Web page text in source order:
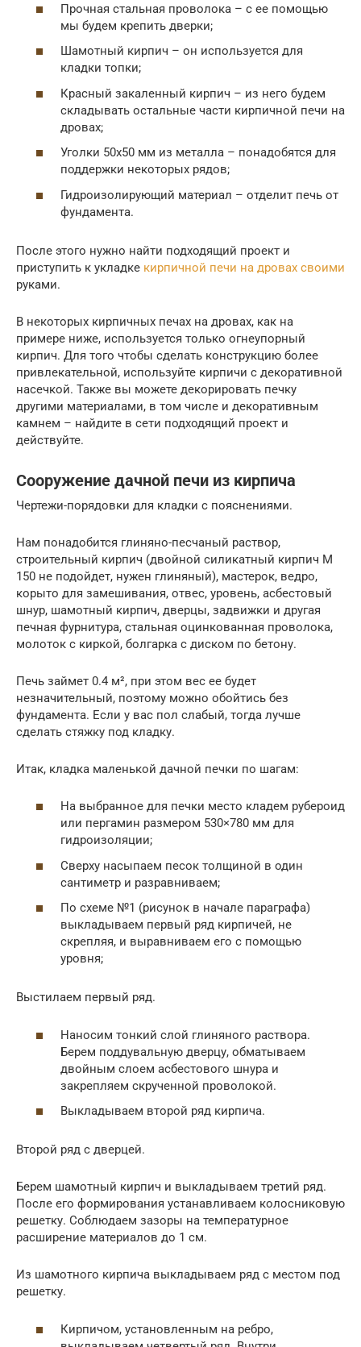
Прочная стальная проволока – с ее помощью
мы будем крепить дверки;
Шамотный кирпич – он используется для
кладки топки;
Красный закаленный кирпич – из него будем
складывать остальные части кирпичной печи на
дровах;
Уголки 50х50 мм из металла – понадобятся для
поддержки некоторых рядов;
Гидроизолирующий материал – отделит печь от
фундамента.
После этого нужно найти подходящий проект и
приступить к укладке кирпичной печи на дровах своими
руками.
В некоторых кирпичных печах на дровах, как на
примере ниже, используется только огнеупорный
кирпич. Для того чтобы сделать конструкцию более
привлекательной, используйте кирпичи с декоративной
насечкой. Также вы можете декорировать печку
другими материалами, в том числе и декоративным
камнем – найдите в сети подходящий проект и
действуйте.
Сооружение дачной печи из кирпича
Чертежи-порядовки для кладки с пояснениями.
Нам понадобится глиняно-песчаный раствор,
строительный кирпич (двойной силикатный кирпич М
150 не подойдет, нужен глиняный), мастерок, ведро,
корыто для замешивания, отвес, уровень, асбестовый
шнур, шамотный кирпич, дверцы, задвижки и другая
печная фурнитура, стальная оцинкованная проволока,
молоток с киркой, болгарка с диском по бетону.
Печь займет 0.4 м², при этом вес ее будет
незначительный, поэтому можно обойтись без
фундамента. Если у вас пол слабый, тогда лучше
сделать стяжку под кладку.
Итак, кладка маленькой дачной печки по шагам:
На выбранное для печки место кладем рубероид
или пергамин размером 530×780 мм для
гидроизоляции;
Сверху насыпаем песок толщиной в один
сантиметр и разравниваем;
По схеме №1 (рисунок в начале параграфа)
выкладываем первый ряд кирпичей, не
скрепляя, и выравниваем его с помощью
уровня;
Выстилаем первый ряд.
Наносим тонкий слой глиняного раствора.
Берем поддувальную дверцу, обматываем
двойным слоем асбестового шнура и
закрепляем скрученной проволокой.
Выкладываем второй ряд кирпича.
Второй ряд с дверцей.
Берем шамотный кирпич и выкладываем третий ряд.
После его формирования устанавливаем колосниковую
решетку. Соблюдаем зазоры на температурное
расширение материалов до 1 см.
Из шамотного кирпича выкладываем ряд с местом под
решетку.
Кирпичом, установленным на ребро,